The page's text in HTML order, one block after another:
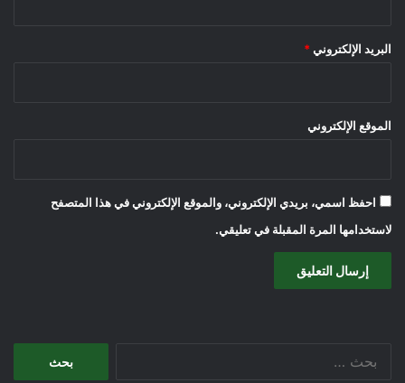
البريد الإلكتروني *
الموقع الإلكتروني
احفظ اسمي، بريدي الإلكتروني، والموقع الإلكتروني في هذا المتصفح
لاستخدامها المرة المقبلة في تعليقي.